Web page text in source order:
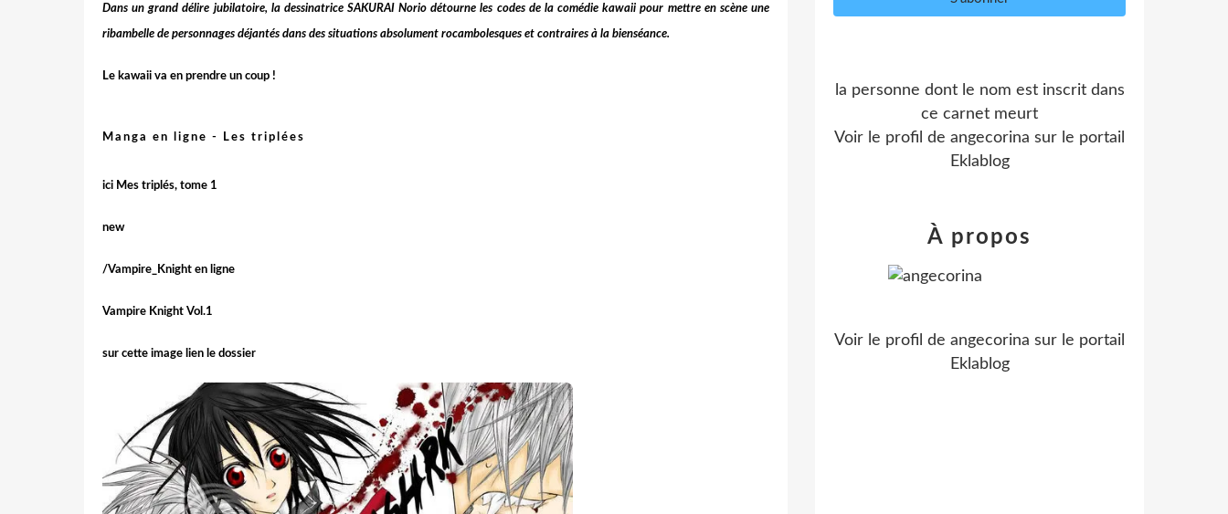
Dans un grand délire jubilatoire, la dessinatrice SAKURAI Norio détourne les codes de la comédie kawaii pour mettre en scène une
ribambelle de personnages déjantés dans des situations absolument rocambolesques et contraires à la bienséance.
Le kawaii va en prendre un coup !
Manga en ligne - Les triplées
ici Mes triplés, tome 1
new
/Vampire_Knight en ligne
Vampire Knight Vol.1
sur cette image lien le dossier
la personne dont le nom est inscrit dans
ce carnet meurt
Voir le profil de angecorina sur le portail
Eklablog
À propos
Voir le profil de angecorina sur le portail
Eklablog